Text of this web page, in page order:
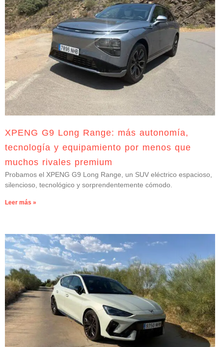
XPENG G9 Long Range: más autonomía,
tecnología y equipamiento por menos que
muchos rivales premium
Probamos el XPENG G9 Long Range, un SUV eléctrico espacioso,
silencioso, tecnológico y sorprendentemente cómodo.
Leer más »